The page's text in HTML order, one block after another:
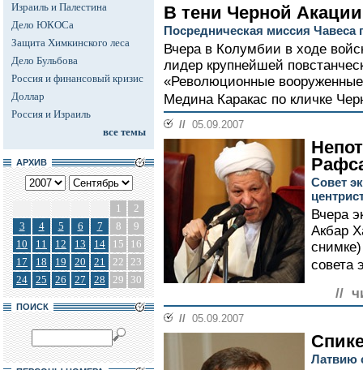
Израиль и Палестина
Дело ЮКОСа
Защита Химкинского леса
Дело Бульбова
Россия и финансовый кризис
Доллар
Россия и Израиль
все темы
АРХИВ
1
2
3
4 5 6 7 8
9
10
11 12 13 14 15
16
17
18 19 20 21 22 23
24
25 26 27 28 29 30
ПОИСК
В тени Черной Акации
Посредническая миссия Чавеса
Вчера в Колумбии в ходе
лидер крупнейшей
«Революционные
Медина Каракас по кличке
// 05.09.2007
Совет
Вчера
Акбар
совета
//
// 05.09.2007
Латвию